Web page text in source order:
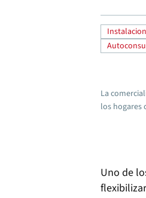
La
los hogares
Uno de